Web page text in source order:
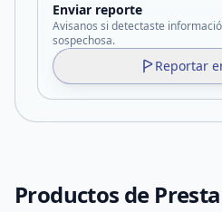
Enviar reporte
Avisanos si detectaste
sospechosa.
Reportar
Productos de